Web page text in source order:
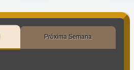
Próxima Semana